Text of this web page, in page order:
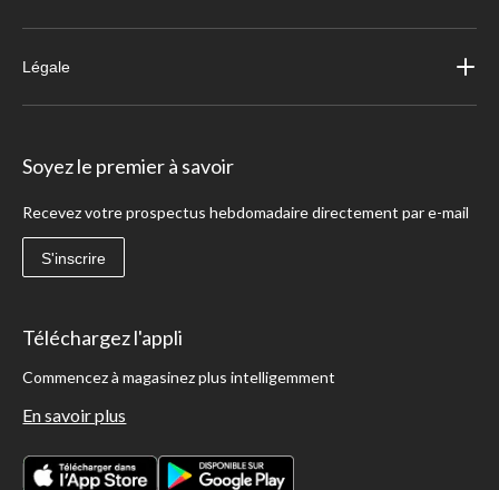
Légale
Soyez le premier à savoir
Recevez votre prospectus hebdomadaire directement par e-mail
S'inscrire
Téléchargez l'appli
Commencez à magasinez plus intelligemment
En savoir plus